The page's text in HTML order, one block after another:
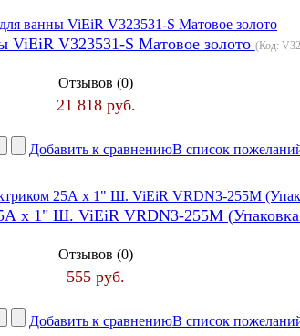
ViEiR V323531-S Матовое золото (Код:
Отзывов (0)
21 818 руб.
Добавить к сравнениюВ список
х 1" Ш. ViEiR VRDN3-255M
Отзывов (0)
555 руб.
Добавить к сравнениюВ список